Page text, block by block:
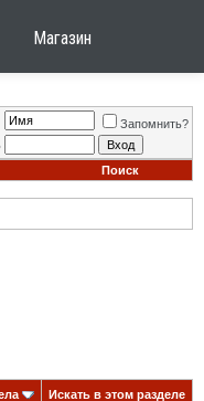
Магазин
Запомнить?
Поиск
Искать в этом разделе